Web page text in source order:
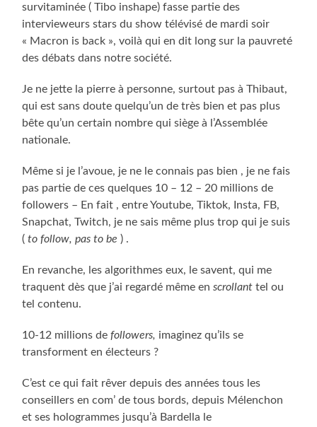
survitaminée ( Tibo inshape) fasse partie des
intervieweurs stars du show télévisé de mardi soir
« Macron is back », voilà qui en dit long sur la pauvreté
des débats dans notre société.
Je ne jette la pierre à personne, surtout pas à Thibaut,
qui est sans doute quelqu’un de très bien et pas plus
bête qu’un certain nombre qui siège à l’Assemblée
nationale.
Même si je l’avoue, je ne le connais pas bien , je ne fais
pas partie de ces quelques 10 – 12 – 20 millions de
followers – En fait , entre Youtube, Tiktok, Insta, FB,
Snapchat, Twitch, je ne sais même plus trop qui je suis
(to follow, pas to be ) .
En revanche, les algorithmes eux, le savent, qui me
traquent dès que j’ai regardé même enscrollant tel ou
tel contenu.
10-12 millions defollowers, imaginez qu’ils se
transforment en électeurs ?
C’est ce qui fait rêver depuis des années tous les
conseillers en com’ de tous bords, depuis Mélenchon
et ses hologrammes jusqu’à Bardella le